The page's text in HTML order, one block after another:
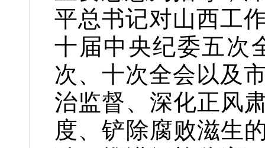
平总书记对山西工
十届中央纪委五次
次、十次全会以及
治监督、深化正风
度、铲除腐败滋生